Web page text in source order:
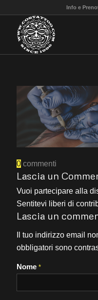
Info e
0 commenti
Lascia un
Vuoi partecipare alla
Sentitevi liberi di
Lascia un
Il tuo indirizzo email
obbligatori sono
Nome *